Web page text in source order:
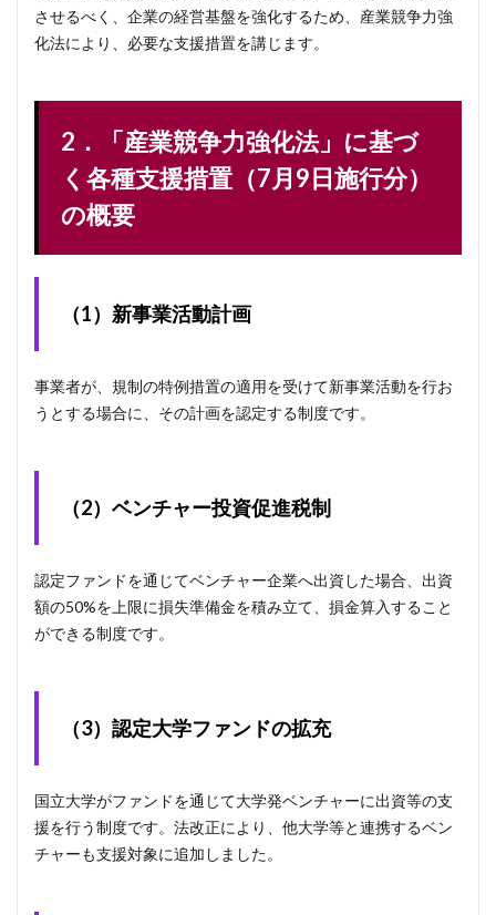
させるべく、企業の経営基盤を強化するため、産業競争力強
化法により、必要な支援措置を講じます。
2．「産業競争力強化法」に基づ
く各種支援措置（7月9日施行分）
の概要
（1）新事業活動計画
事業者が、規制の特例措置の適用を受けて新事業活動を行お
うとする場合に、その計画を認定する制度です。
（2）ベンチャー投資促進税制
認定ファンドを通じてベンチャー企業へ出資した場合、出資
額の50%を上限に損失準備金を積み立て、損金算入すること
ができる制度です。
（3）認定大学ファンドの拡充
国立大学がファンドを通じて大学発ベンチャーに出資等の支
援を行う制度です。法改正により、他大学等と連携するベン
チャーも支援対象に追加しました。